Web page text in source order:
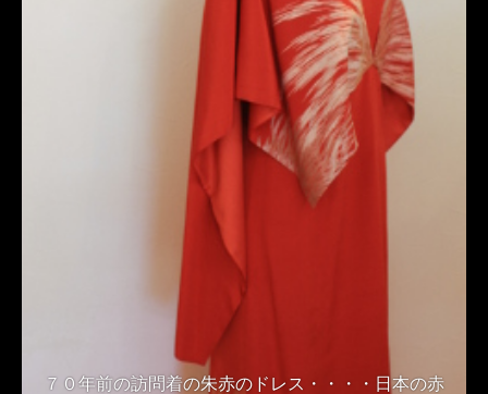
７０年前の訪問着の朱赤のドレス・・・・日本の赤